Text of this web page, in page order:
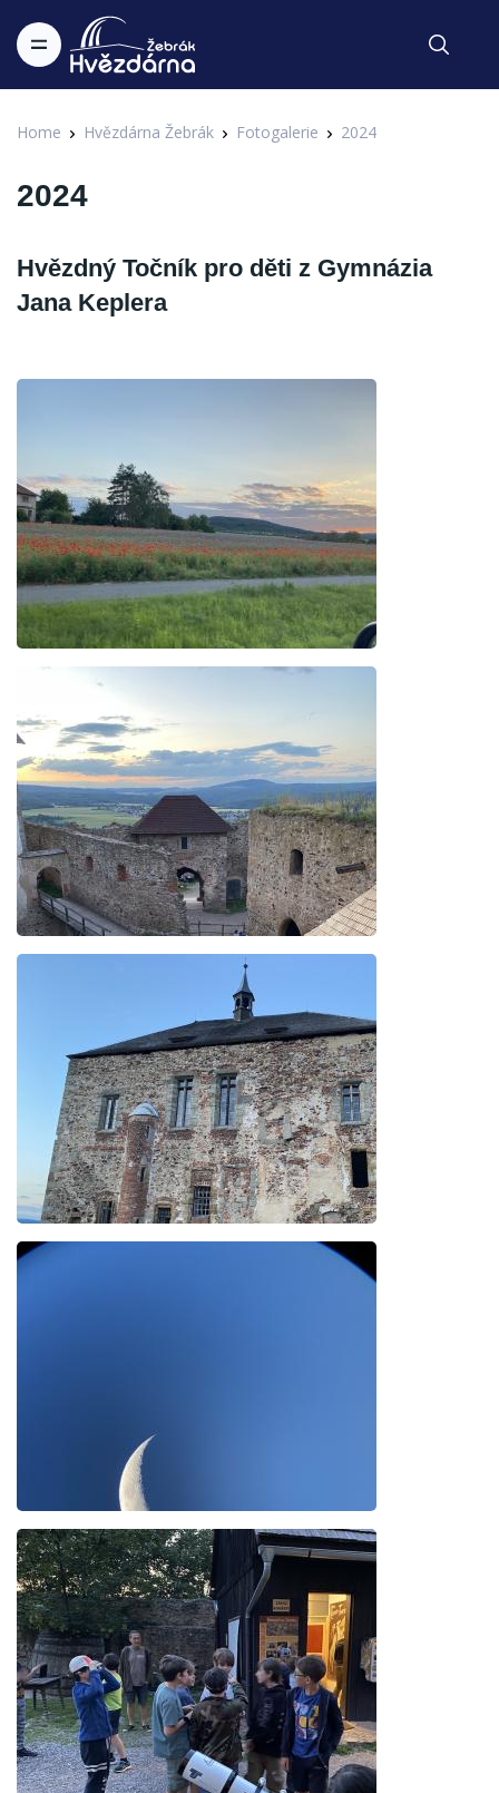
Home Hvězdárna Žebrák Fotogalerie 2024
2024
Hvězdný Točník pro děti z Gymnázia
Jana Keplera